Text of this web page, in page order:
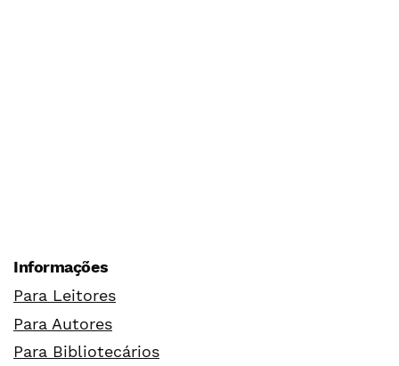
Informações
Para Leitores
Para Autores
Para Bibliotecários